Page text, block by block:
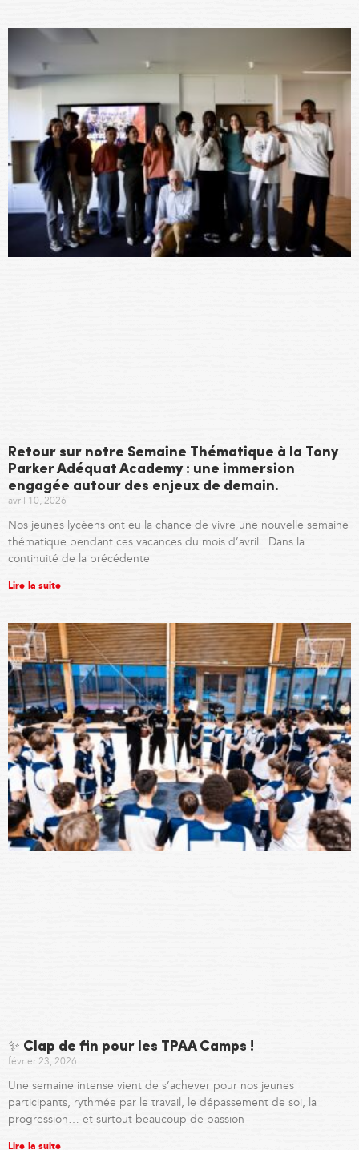
Retour sur notre Semaine Thématique à la Tony
Parker Adéquat Academy : une immersion
engagée autour des enjeux de demain.
avril 10, 2026
Nos jeunes lycéens ont eu la chance de vivre une nouvelle semaine
thématique pendant ces vacances du mois d’avril. Dans la
continuité de la précédente
Lire la suite
✨ Clap de fin pour les TPAA Camps !
février 23, 2026
Une semaine intense vient de s’achever pour nos jeunes
participants, rythmée par le travail, le dépassement de soi, la
progression… et surtout beaucoup de passion
Lire la suite